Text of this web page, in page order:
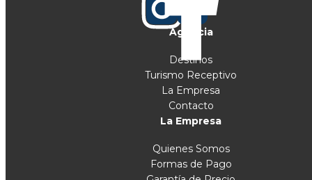
Agencia
Destinos
Turismo Receptivo
La Empresa
Contacto
La Empresa
Quienes Somos
Formas de Pago